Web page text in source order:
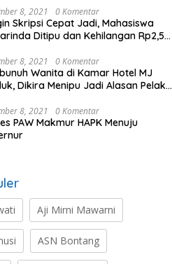
8, 2021 0 Komentar
Skripsi Cepat Jadi, Mahasiswa
Ditipu dan Kehilangan Rp2,5
8, 2021 0 Komentar
Wanita di Kamar Hotel MJ
Dikira Menipu Jadi Alasan Pelaku
8, 2021 0 Komentar
PAW Makmur HAPK Menuju
Aji Mirni Mawarni
ASN Bontang